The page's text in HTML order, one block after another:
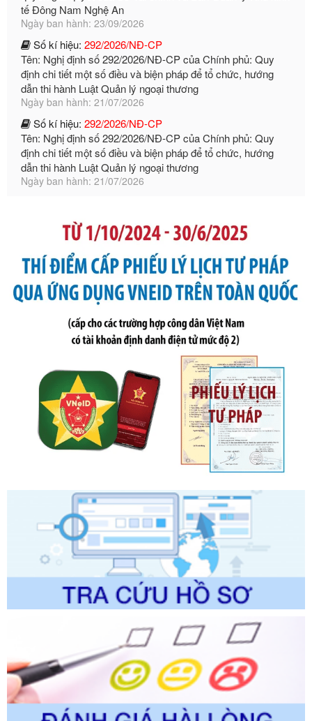
Số kí hiệu: 292/2026/NĐ-CP
Tên: Nghị định số 292/2026/NĐ-CP của Chính phủ: Quy
định chi tiết một số điều và biện pháp để tổ chức, hướng
dẫn thi hành Luật Quản lý ngoại thương
Ngày ban hành: 21/07/2026
Số kí hiệu: 292/2026/NĐ-CP
Tên: Nghị định số 292/2026/NĐ-CP của Chính phủ: Quy
định chi tiết một số điều và biện pháp để tổ chức, hướng
dẫn thi hành Luật Quản lý ngoại thương
Ngày ban hành: 21/07/2026
Số kí hiệu: 105/2026/TT-BTC
Tên: Thông tư số 105/2026/TT-BTC của Bộ Tài chính: Bãi
phạt vi phạm hành chính trong lĩnh vực kho bạc nhà nước
Ngày ban hành: 21/07/2026
Số kí hiệu:291/2026/NĐ-CP
Tên: Nghị định số 291/2026/NĐ-CP của Chính phủ: Sửa
đổi, bổ sung một số điều của Nghị định số 125/2020/NĐ-СР
ngày 19 tháng 10 năm 2020 của Chính phủ quy định xử
phạt vi phạm hành chính về thuế, hóa đơn được sửa đổi, bổ
sung bởi Nghị định số 102/2021/NĐ-CP
Ngày ban hành: 20/07/2026
Số kí hiệu:2303/QĐ-UBND
Tên: Quyết định công bố Danh mục thủ tục hành chính mới
ban hành, được sửa đổi, bổ sung, bị bãi bỏ và phê duyệt
Quy trình nội bộ, quy trình điện tử giải quyết thủ tục hành
chính trong một số lĩnh vực thuộc phạm vi chức năng quản
lý của Sở Văn hóa, Thể tha
Ngày ban hành: 01/06/2026
Tên: Quyết định công bố Danh mục thủ tục hành chính
được sửa đổi, bổ sung và phê duyệt Quy trình nội bộ, quy
trình điện tử giải quyết thủ tục hành chính trong lĩnh vực Du
lịch thuộc phạm vi chức năng quản lý của Sở Văn hóa, Thể
thao và Du lịch
Ngày ban hành: 01/06/2026
Số kí hiệu:2310/QĐ-UBND
Tên: Về việc công bố Danh mục thủ tục hành chính sửa
đổi, bổ sung và phê duyệt Quy trình nội bộ, quy trình điện tử
trong giải quyết thủtục hành chính lĩnh vực biến đổi khí hậu
thuộc phạm vi giải quyết của Sở Nông nghiệp và Môi
trường
Ngày ban hành: 01/06/2026
Số kí hiệu:
2300/QĐ-UBND
Tên: V/v công bố danh mục thủ tục hành chính được sửa